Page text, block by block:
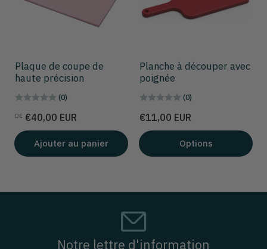
Plaque de coupe de
haute précision
(0)
Prix
DE €40,00 EUR
Ajouter au panier
Planche à découper avec
poignée
(0)
Prix
€11,00 EUR
Options
Notre lettre d'information